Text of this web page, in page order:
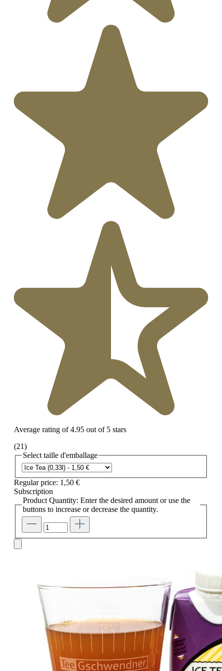
Average rating of 4.95 out of 5 stars
(21)
Select taille d'emballage
Regular price: 1,50 €
Subscription
Product Quantity: Enter the desired amount or use the
buttons to increase or decrease the quantity.